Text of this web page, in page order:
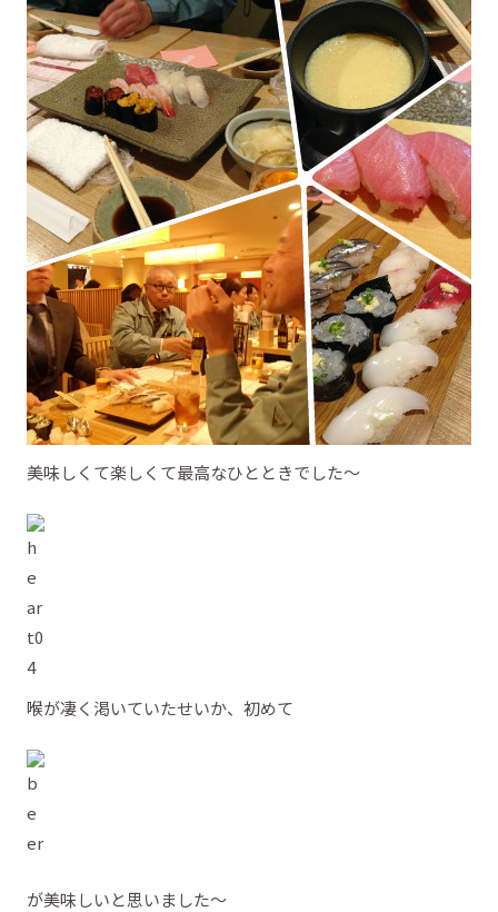
美味しくて楽しくて最高なひとときでした～
喉が凄く渇いていたせいか、初めて
が美味しいと思いました～